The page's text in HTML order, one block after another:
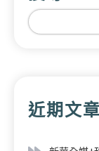
近期文章